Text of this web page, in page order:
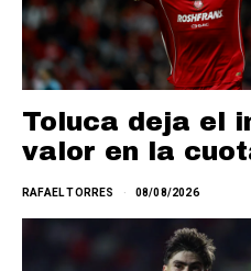
Toluca deja el
valor en la
RAFAEL TORRES 08/08/2026